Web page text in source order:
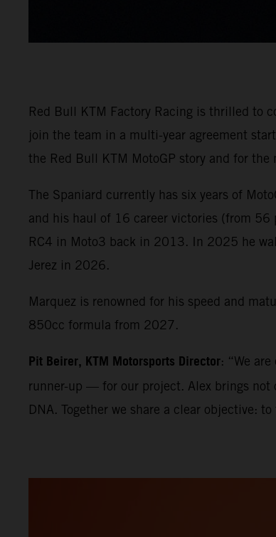
Red Bull KTM Factory Racing is thrilled to
join the team in a multi-year agreement
the Red Bull KTM MotoGP story and for the
The Spaniard currently has six years of
and his haul of 16 career victories (from 56
RC4 in Moto3 back in 2013. In 2025 he
Jerez in 2026.
Marquez is renowned for his speed and
850cc formula from 2027.
Pit Beirer, KTM Motorsports Director: “We
runner-up — for our project. Alex brings
DNA. Together we share a clear objective: